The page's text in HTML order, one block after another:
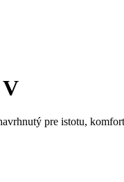
pre istotu,